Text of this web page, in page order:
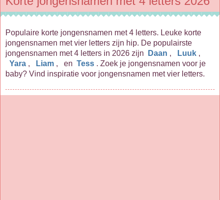
Populaire korte jongensnamen met 4 letters. Leuke korte
jongensnamen met vier letters zijn hip. De populairste
jongensnamen met 4 letters in 2026 zijn
Daan , Luuk ,
Yara , Liam , en Tess . Zoek je jongensnamen voor je
baby? Vind inspiratie voor jongensnamen met vier letters.